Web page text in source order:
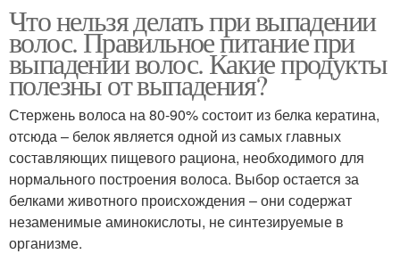
Что нельзя делать при выпадении
волос. Правильное питание при
выпадении волос. Какие продукты
полезны от выпадения?
Стержень волоса на 80-90% состоит из белка кератина,
отсюда – белок является одной из самых главных
составляющих пищевого рациона, необходимого для
нормального построения волоса. Выбор остается за
белками животного происхождения – они содержат
незаменимые аминокислоты, не синтезируемые в
организме.